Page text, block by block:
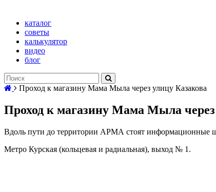
каталог
советы
калькулятор
видео
блог
Проход к магазину Мама Мыла через улицу Казакова
Проход к магазину Мама Мыла через
Вдоль пути до территории АРМА стоят информационные
Метро Курская (кольцевая и радиальная), выход № 1.